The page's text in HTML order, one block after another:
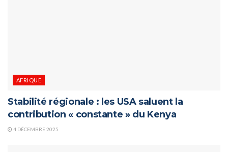
AFRIQUE
Stabilité régionale : les USA saluent la
contribution « constante » du Kenya
4 DÉCEMBRE 2025